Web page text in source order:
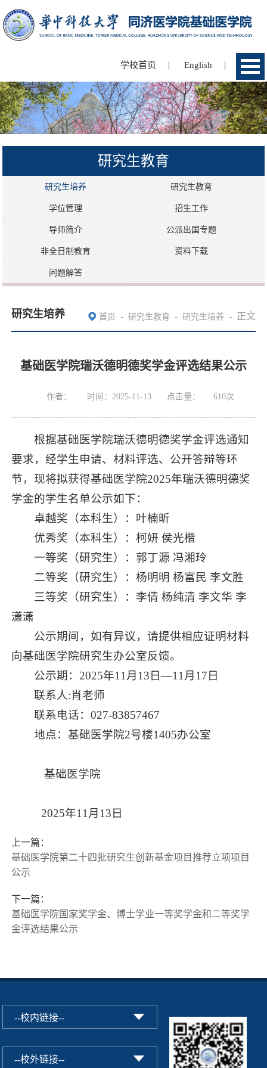
学校首页 | English |
研究生教育
研究生培养 研究生教育
学位管理 招生工作
导师简介 公派出国专题
非全日制教育 资料下载
问题解答
研究生培养 首页 - 研究生教育 - 研究生培养 - 正文
基础医学院瑞沃德明德奖学金评选结果公示
作者： 时间：2025-11-13 点击量： 610次
根据基础医学院瑞沃德明德奖学金评选通知
要求，经学生申请、材料评选、公开答辩等环
节，现将拟获得基础医学院2025年瑞沃德明德奖
学金的学生名单公示如下：
卓越奖（本科生）：叶楠昕
优秀奖（本科生）：柯妍 侯光楷
一等奖（研究生）：郭丁源 冯湘玲
二等奖（研究生）：杨明明 杨富民 李文胜
三等奖（研究生）：李倩 杨纯清 李文华 李
潇潇
公示期间，如有异议，请提供相应证明材料
向基础医学院研究生办公室反馈。
公示期：2025年11月13日—11月17日
联系人:肖老师
联系电话：027-83857467
地点：基础医学院2号楼1405办公室
基础医学院
2025年11月13日
上一篇：
基础医学院第二十四批研究生创新基金项目推荐立项项目
公示
下一篇：
基础医学院国家奖学金、博士学业一等奖学金和二等奖学
金评选结果公示